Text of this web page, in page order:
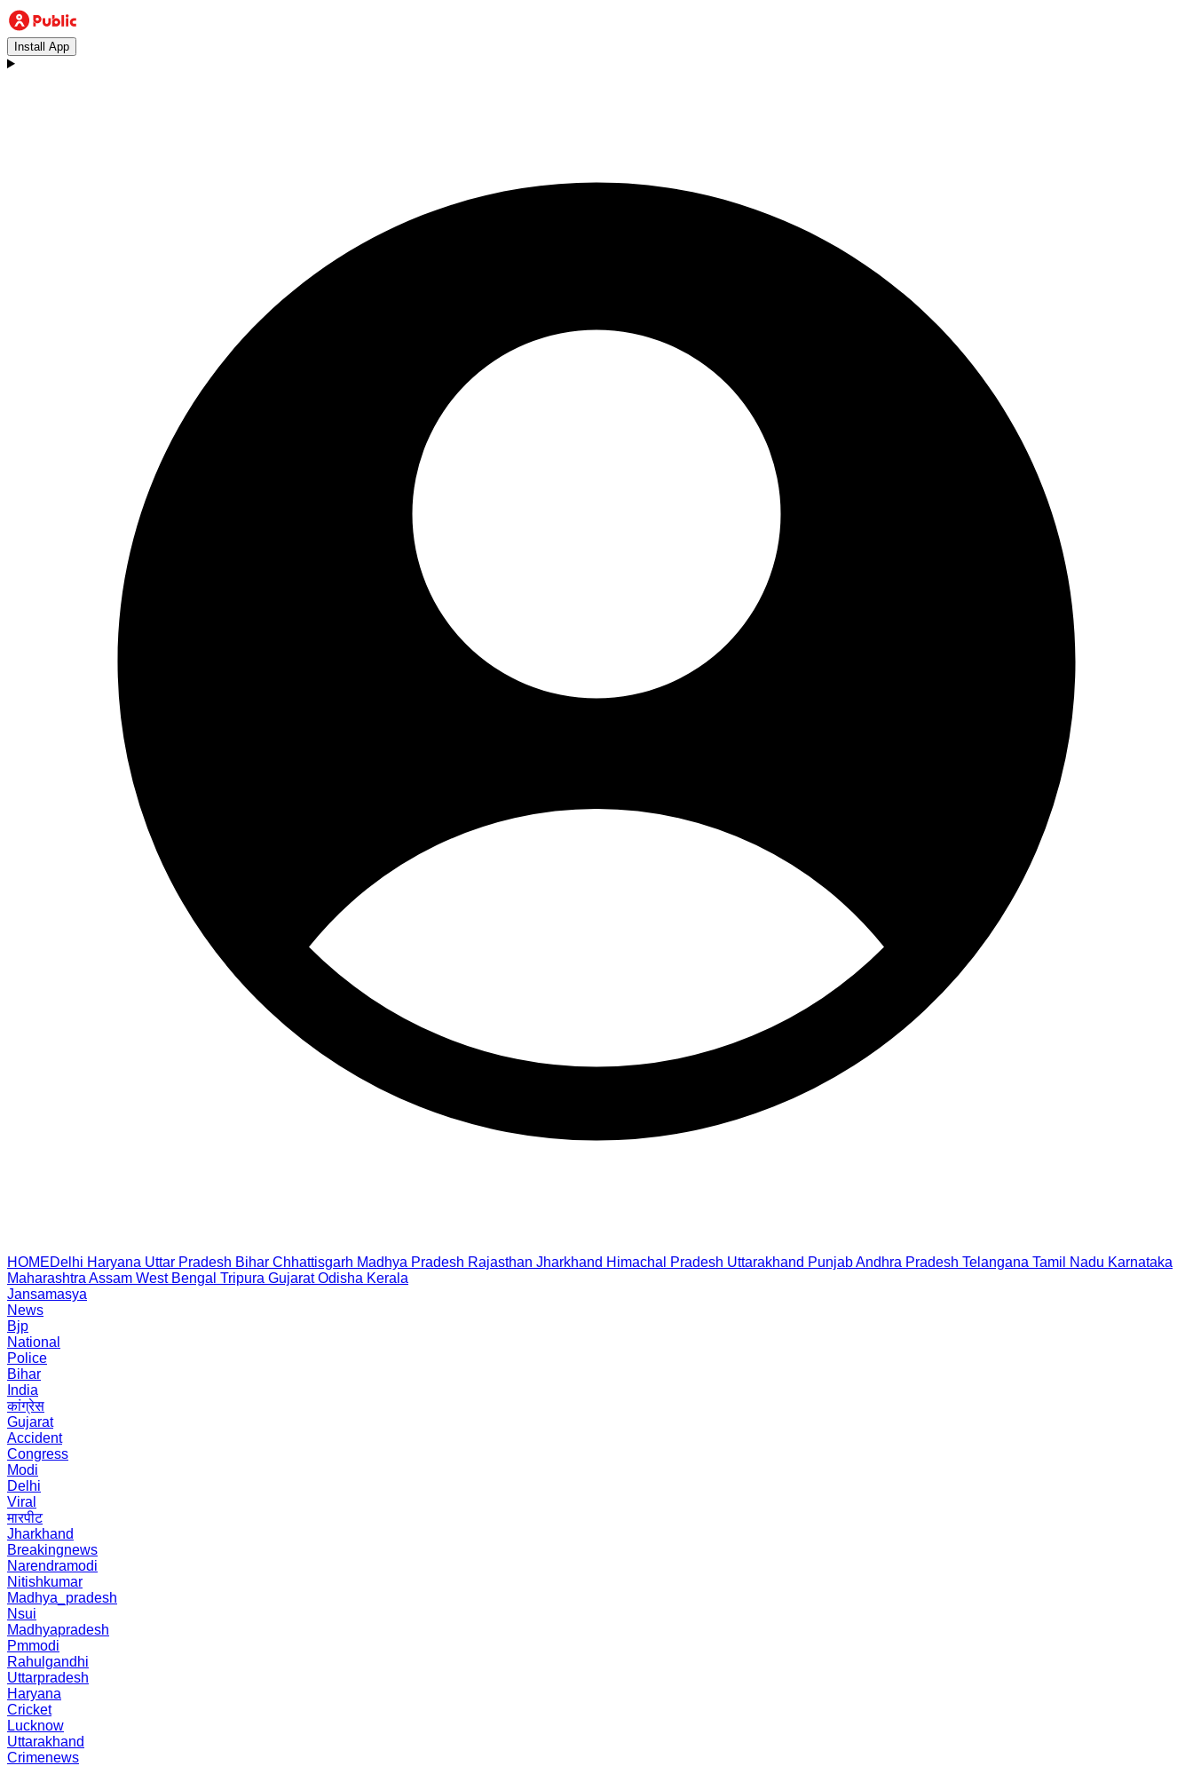
Install App
HOMEDelhi Haryana Uttar Pradesh Bihar Chhattisgarh Madhya Pradesh Rajasthan Jharkhand Himachal Pradesh Uttarakhand PunjabAndhra Pradesh Telangana Tamil Nadu Karnataka
Maharashtra Assam West Bengal Tripura Gujarat Odisha Kerala
Jansamasya
News
Bjp
National
Police
Bihar
India
कांग्रेस
Gujarat
Accident
Congress
Modi
Delhi
Viral
मारपीट
Jharkhand
Breakingnews
Narendramodi
Nitishkumar
Madhya_pradesh
Nsui
Madhyapradesh
Pmmodi
Rahulgandhi
Uttarpradesh
Haryana
Cricket
Lucknow
Uttarakhand
Crimenews